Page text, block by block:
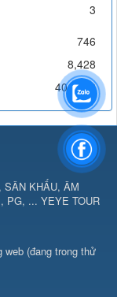
3
746
8,428
404,513
SÂN KHẤU, ÂM
PG, ... YEYE TOUR
web (đang trong thử